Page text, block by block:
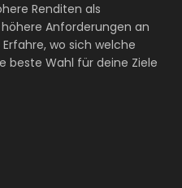
Renditen als
Anforderungen an
wo sich welche
beste Wahl für deine Ziele